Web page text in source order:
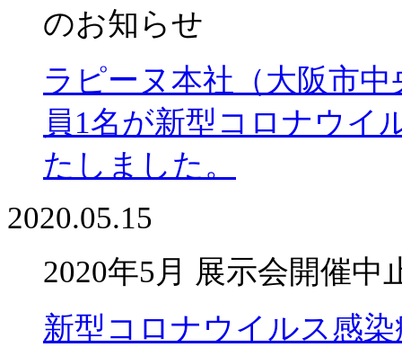
のお知らせ
ラピーヌ本社（大阪市
員1名が新型コロナウイ
たしました。
2020.05.15
2020年5月 展示会開催中
新型コロナウイルス感